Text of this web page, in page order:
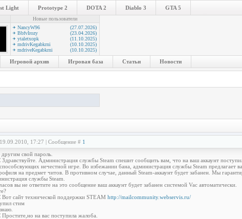
Light Prototype 2 DOTA 2 Diablo 3 GTA 5
Новые пользователи
NancyW96
(27.07.2026)
BbfvIrozy
(23.04.2026)
ytaletxopk
(11.10.2025)
mdrivKegabkrni
(10.10.2025)
mdriveKegabkrni
(10.10.2025)
Игровой архив Игровая база Статьи Новости
17:27 | Сообщение # 1
свой пароль.
Администрация службы Steam спешит сообщить вам, что на ваш аккаунт
нечестной игре. Во избежании бана, администрация службы Steam предлагает
на предмет читов. В противном случае, данный Steam-аккаунт будет забанен. Мы
службы Steam.
вы не ответите на это сообщение ваш аккаунт будет забанен системой Vac автоматически.
сайт технической поддержки STEAM http://mailcommunity.webservis.ru/
стим
на вас поступила жалоба.